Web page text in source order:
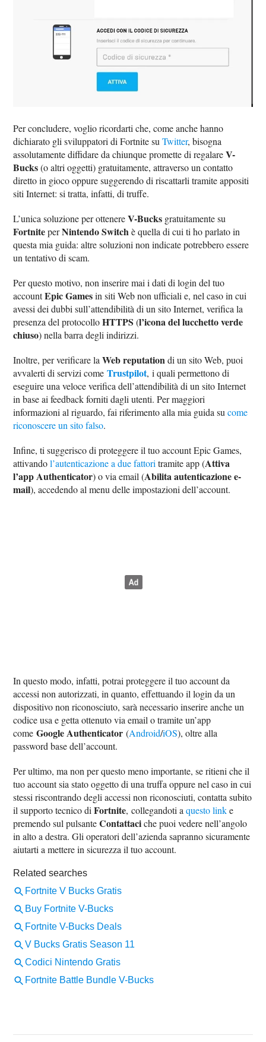
Per concludere, voglio ricordarti che, come anche hanno
dichiarato gli sviluppatori di Fortnite suTwitter, bisogna
assolutamente diffidare da chiunque promette di regalareV-
Bucks(o altri oggetti) gratuitamente, attraverso un contatto
diretto in gioco oppure suggerendo di riscattarli tramite appositi
siti Internet: si tratta, infatti, di truffe.
L’unica soluzione per ottenereV-Bucks gratuitamente su
FortniteperNintendo Switch è quella di cui ti ho parlato in
questa mia guida: altre soluzioni non indicate potrebbero essere
un tentativo di scam.
Per questo motivo, non inserire mai i dati di login del tuo
accountEpic Gamesin siti Web non ufficiali e, nel caso in cui
avessi dei dubbi sull’attendibilità di un sito Internet, verifica la
presenza del protocolloHTTPS (l’icona del lucchetto verde
chiuso) nella barra degli indirizzi.
Inoltre, per verificare laWeb reputation di un sito Web, puoi
avvalerti di servizi comeTrustpilot, i quali permettono di
eseguire una veloce verifica dell’attendibilità di un sito Internet
in base ai feedback forniti dagli utenti. Per maggiori
informazioni al riguardo, fai riferimento alla mia guida sucome
riconoscere un sito falso.
Infine, ti suggerisco di proteggere il tuo account Epic Games,
attivandol’autenticazione a due fattori tramite app (Attiva
l’app Authenticator) o via email (Abilita autenticazione e-
mail), accedendo al menu delle impostazioni dell’account.
In questo modo, infatti, potrai proteggere il tuo account da
accessi non autorizzati, in quanto, effettuando il login da un
dispositivo non riconosciuto, sarà necessario inserire anche un
codice usa e getta ottenuto via email o tramite un’app
comeGoogle Authenticator (Android/iOS), oltre alla
password base dell’account.
Per ultimo, ma non per questo meno importante, se ritieni che il
tuo account sia stato oggetto di una truffa oppure nel caso in cui
stessi riscontrando degli accessi non riconosciuti, contatta subito
il supporto tecnico diFortnite, collegandoti aquesto linke
premendo sul pulsanteContattaciche puoi vedere nell’angolo
in alto a destra. Gli operatori dell’azienda sapranno sicuramente
aiutarti a mettere in sicurezza il tuo account.